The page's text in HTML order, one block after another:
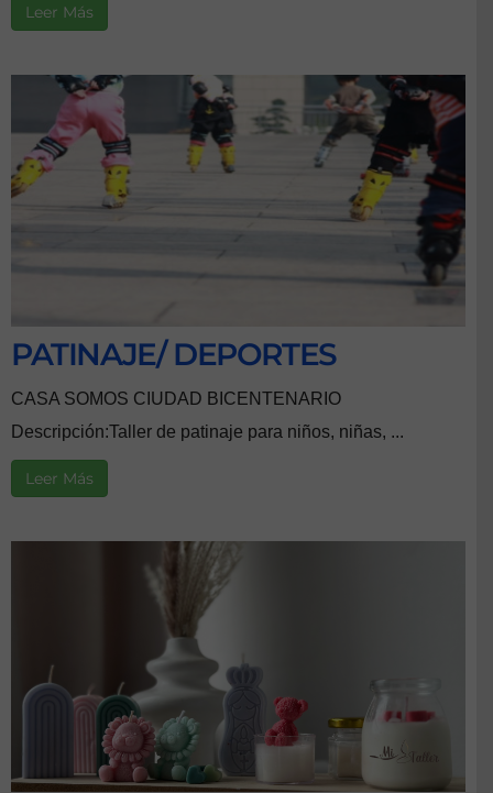
Leer Más
PATINAJE/ DEPORTES
CASA SOMOS CIUDAD BICENTENARIO
Descripción:Taller de patinaje para niños, niñas, ...
Leer Más